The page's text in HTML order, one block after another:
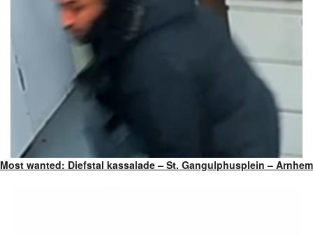
Most wanted: Diefstal kassalade – St. Gangulphusplein – Arnhem